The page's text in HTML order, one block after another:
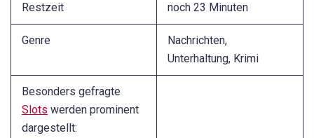
Restzeit noch 23 Minuten
Genre
Nachrichten,
Unterhaltung, Krimi
Besonders gefragte
Slots werden prominent
dargestellt: